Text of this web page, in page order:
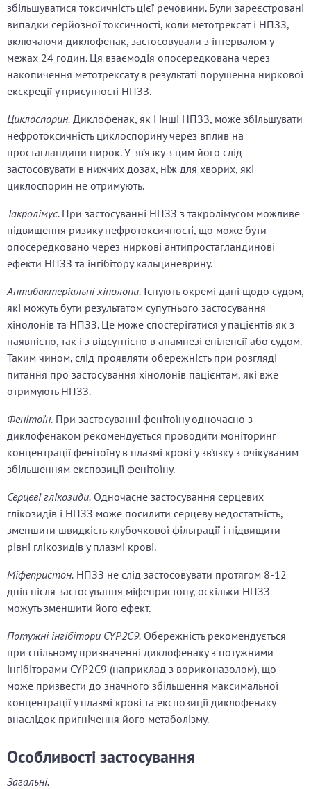
збільшуватися токсичність цієї речовини. Були зареєстровані
випадки серйозної токсичності, коли метотрексат і НПЗЗ,
включаючи диклофенак, застосовували з інтервалом у
межах 24 годин. Ця взаємодія опосередкована через
накопичення метотрексату в результаті порушення ниркової
екскреції у присутності НПЗЗ.
Циклоспорин. Диклофенак, як і інші НПЗЗ, може збільшувати
нефротоксичність циклоспорину через вплив на
простагландини нирок. У зв’язку з цим його слід
застосовувати в нижчих дозах, ніж для хворих, які
циклоспорин не отримують.
Такролімус. При застосуванні НПЗЗ з такролімусом можливе
підвищення ризику нефротоксичності, що може бути
опосередковано через ниркові антипростагландинові
ефекти НПЗЗ та інгібітору кальциневрину.
Антибактеріальні хінолони. Існують окремі дані щодо судом,
які можуть бути результатом супутнього застосування
хінолонів та НПЗЗ. Це може спостерігатися у пацієнтів як з
наявністю, так і з відсутністю в анамнезі епілепсії або судом.
Таким чином, слід проявляти обережність при розгляді
питання про застосування хінолонів пацієнтам, які вже
отримують НПЗЗ.
Фенітоїн. При застосуванні фенітоїну одночасно з
диклофенаком рекомендується проводити моніторинг
концентрації фенітоїну в плазмі крові у зв’язку з очікуваним
збільшенням експозиції фенітоїну.
Серцеві глікозиди. Одночасне застосування серцевих
глікозидів і НПЗЗ може посилити серцеву недостатність,
зменшити швидкість клубочкової фільтрації і підвищити
рівні глікозидів у плазмі крові.
Міфепристон. НПЗЗ не слід застосовувати протягом 8-12
днів після застосування міфепристону, оскільки НПЗЗ
можуть зменшити його ефект.
Потужні інгібітори CYP2C9. Обережність рекомендується
при спільному призначенні диклофенаку з потужними
інгібіторами CYP2C9 (наприклад з вориконазолом), що
може призвести до значного збільшення максимальної
концентрації у плазмі крові та експозиції диклофенаку
внаслідок пригнічення його метаболізму.
Особливості застосування
Загальні.